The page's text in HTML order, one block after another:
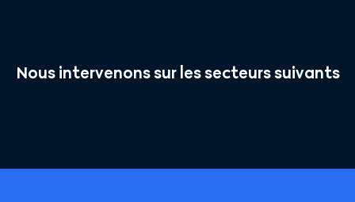
Nous intervenons sur les secteurs suivants